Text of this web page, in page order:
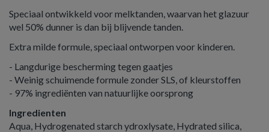
Speciaal ontwikkeld voor melktanden, waarvan het glazuur
wel 50% dunner is dan bij blijvende tanden.
Extra milde formule, speciaal ontworpen voor kinderen.
- Langdurige bescherming tegen gaatjes
- Weinig schuimende formule zonder SLS, of kleurstoffen
- 97% ingrediënten van natuurlijke oorsprong
Ingredienten
Aqua, Hydrogenated starch ydroxlysate, Hydrated silica,